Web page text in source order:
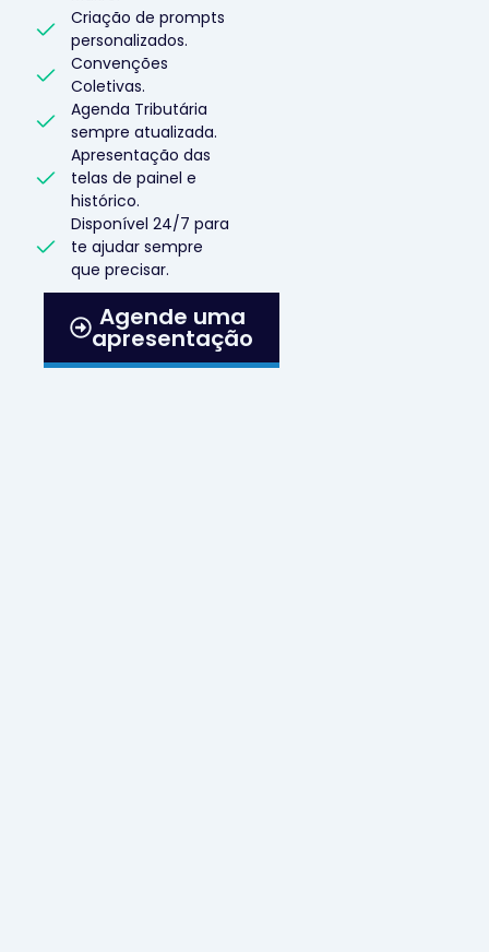
Criação de prompts
personalizados.
Convenções
Coletivas.
Agenda Tributária
sempre atualizada.
Apresentação das
telas de painel e
histórico.
Disponível 24/7 para
te ajudar sempre
que precisar.
Agende uma
apresentação